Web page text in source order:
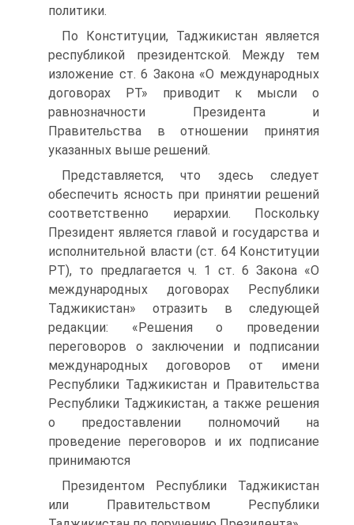
политики.
По Конституции, Таджикистан является
республикой президентской. Между тем
изложение ст. 6 Закона «О международных
договорах РТ» приводит к мысли о
равнозначности Президента и
Правительства в отношении принятия
указанных выше решений.
Представляется, что здесь следует
обеспечить ясность при принятии решений
соответственно иерархии. Поскольку
Президент является главой и государства и
исполнительной власти (ст. 64 Конституции
РТ), то предлагается ч. 1 ст. 6 Закона «О
международных договорах Республики
Таджикистан» отразить в следующей
редакции: «Решения о проведении
переговоров о заключении и подписании
международных договоров от имени
Республики Таджикистан и Правительства
Республики Таджикистан, а также решения
о предоставлении полномочий на
проведение переговоров и их подписание
принимаются
Президентом Республики Таджикистан
или Правительством Республики